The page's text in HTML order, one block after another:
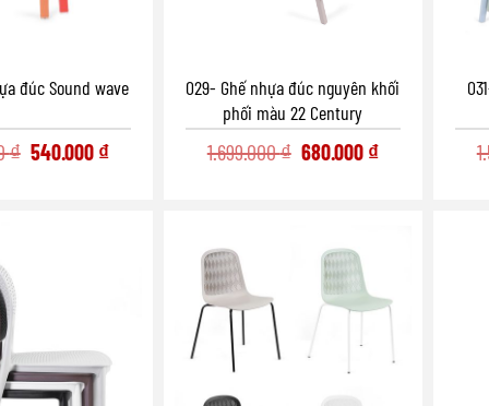
đúc Sound wave
₫ Original
price
540.000 ₫Current
029- Ghế nhựa đúc nguyên khối
phối màu 22 Century
1.699.000₫ Original
price
680.000 ₫Current